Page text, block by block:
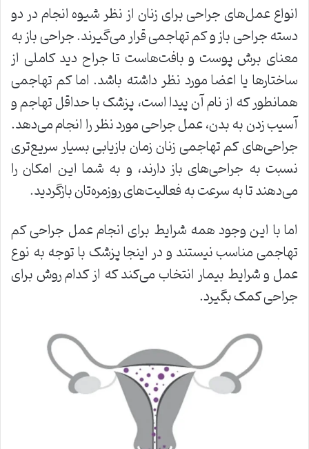
انواع عمل‌های جراحی برای زنان از نظر شیوه انجام در دو
دسته جراحی باز و کم تهاجمی قرار می‌گیرند. جراحی باز به
معنای برش پوست و بافت‌هاست تا جراح دید کاملی از
ساختارها یا اعضا مورد نظر داشته باشد. اما کم تهاجمی
همانطور که از نام آن پیدا است، پزشک با حداقل تهاجم و
آسیب زدن به بدن، عمل جراحی مورد نظر را انجام می‌دهد.
جراحی‌های کم تهاجمی زنان زمان بازیابی بسیار سریع‌تری
نسبت به جراحی‌های باز دارند، و به شما این امکان را
می‌دهند تا به سرعت به فعالیت‌های روزمره‌تان بازگردید.
اما با این وجود همه شرایط برای انجام عمل جراحی کم
تهاجمی مناسب نیستند و در اینجا پزشک با توجه به نوع
عمل و شرایط بیمار انتخاب می‌کند که از کدام روش برای
جراحی کمک بگیرد.